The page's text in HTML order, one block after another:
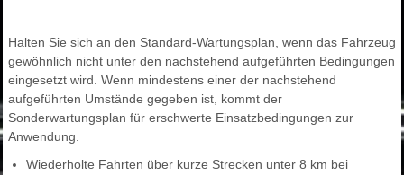
Halten Sie sich an den Standard-Wartungsplan, wenn das Fahrzeug
gewöhnlich nicht unter den nachstehend aufgeführten Bedingungen
eingesetzt wird. Wenn mindestens einer der nachstehend
aufgeführten Umstände gegeben ist, kommt der
Sonderwartungsplan für erschwerte Einsatzbedingungen zur
Anwendung.
Wiederholte Fahrten über kurze Strecken unter 8 km bei